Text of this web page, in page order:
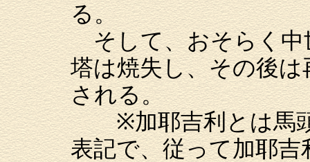
る。
そして、おそらく中
塔は焼失し、その後
される。
※加耶吉利とは馬頭
表記で、従って加耶